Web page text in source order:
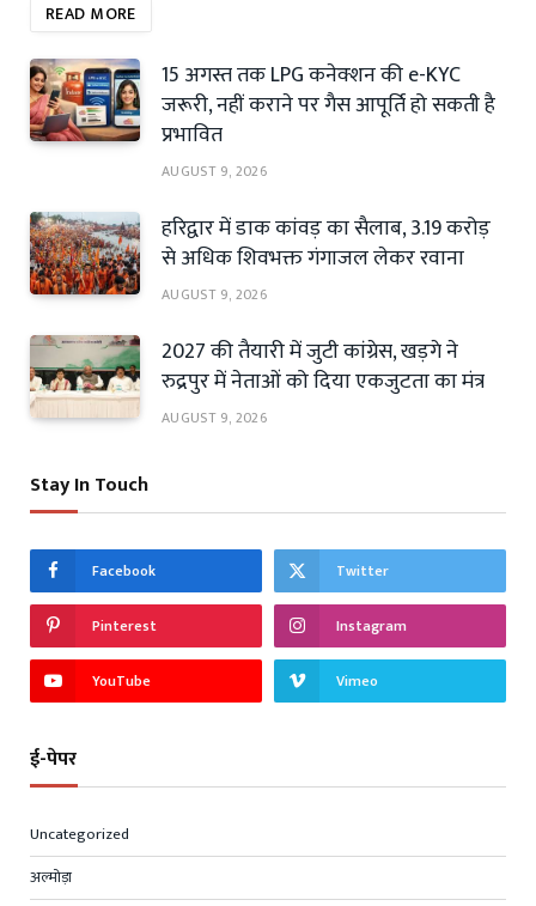
READ MORE
15 अगस्त तक LPG कनेक्शन की e-KYC
जरूरी, नहीं कराने पर गैस आपूर्ति हो सकती है
प्रभावित
AUGUST 9, 2026
हरिद्वार में डाक कांवड़ का सैलाब, 3.19 करोड़
से अधिक शिवभक्त गंगाजल लेकर रवाना
AUGUST 9, 2026
2027 की तैयारी में जुटी कांग्रेस, खड़गे ने
रुद्रपुर में नेताओं को दिया एकजुटता का मंत्र
AUGUST 9, 2026
Stay In Touch
Facebook Twitter
Pinterest Instagram
YouTube Vimeo
ई-पेपर
Uncategorized
अल्मोड़ा